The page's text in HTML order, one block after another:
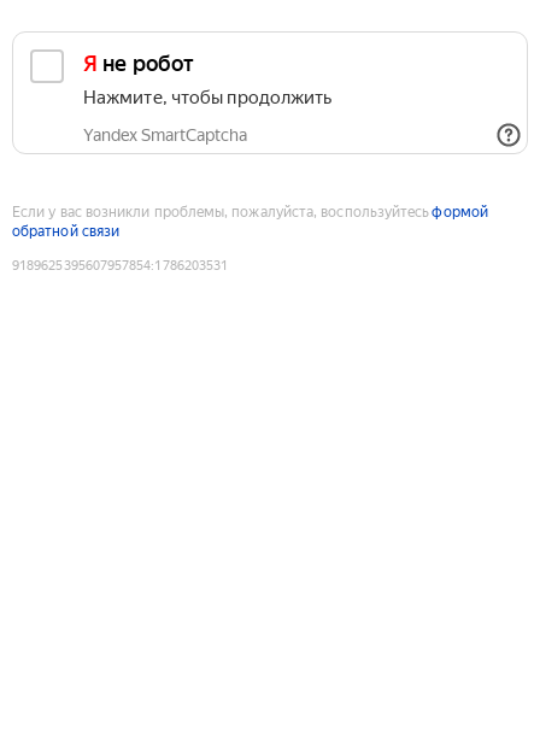
Я не робот
Нажмите, чтобы продолжить
Yandex SmartCaptcha
Если у вас возникли проблемы, пожалуйста, воспользуйтесьформой
обратной связи
9189625395607957854:1786203531